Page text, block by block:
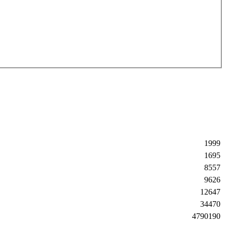
1999
1695
8557
9626
12647
34470
4790190